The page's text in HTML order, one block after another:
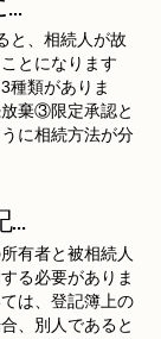
と、相続人が故
とになります
種類がありま
棄③限定承認と
に相続方法が分
有者と被相続人
る必要がありま
は、登記簿上の
、別人であると